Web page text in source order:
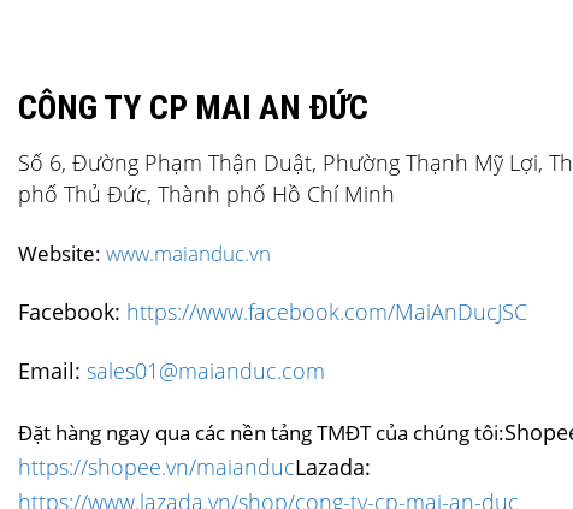
CÔNG TY CP MAI AN ĐỨC
Số 6, Đường Phạm Thận Duật, Phường Thạnh Mỹ Lợi,
phố Thủ Đức, Thành phố Hồ Chí Minh
Website: www.maianduc.vn
Facebook: https://www.facebook.com/MaiAnDucJSC
Email: sales01@maianduc.com
Đặt hàng ngay qua các nền tảng TMĐT của chúng tôi:
https://shopee.vn/maianducLazada:
https://www.lazada.vn/shop/cong-ty-cp-mai-an-duc